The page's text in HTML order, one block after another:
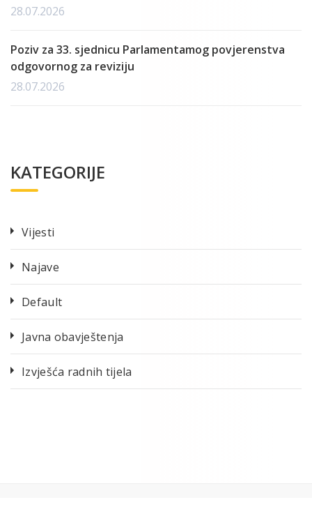
28.07.2026
Poziv za 33. sjednicu Parlamentamog povjerenstva
odgovornog za reviziju
28.07.2026
KATEGORIJE
Vijesti
Najave
Default
Javna obavještenja
Izvješća radnih tijela